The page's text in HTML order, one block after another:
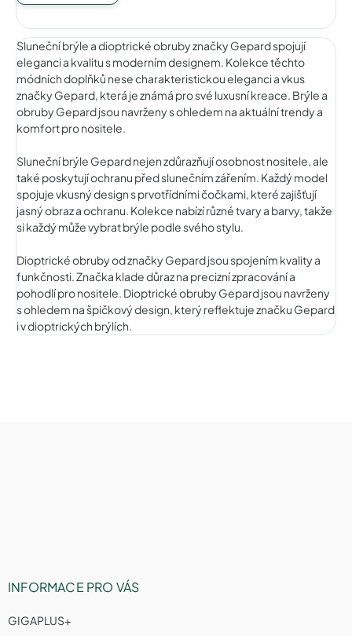
Sluneční brýle a dioptrické obruby značky Gepard spojují
eleganci a kvalitu s moderním designem. Kolekce těchto
módních doplňků nese charakteristickou eleganci a vkus
značky Gepard, která je známá pro své luxusní kreace. Brýle a
obruby Gepard jsou navrženy s ohledem na aktuální trendy a
komfort pro nositele.
Sluneční brýle Gepard nejen zdůrazňují osobnost nositele, ale
také poskytují ochranu před slunečním zářením. Každý model
spojuje vkusný design s prvotřídními čočkami, které zajišťují
jasný obraz a ochranu. Kolekce nabízí různé tvary a barvy, takže
si každý může vybrat brýle podle svého stylu.
Dioptrické obruby od značky Gepard jsou spojením kvality a
funkčnosti. Značka klade důraz na precizní zpracování a
pohodlí pro nositele. Dioptrické obruby Gepard jsou navrženy
s ohledem na špičkový design, který reflektuje značku Gepard
i v dioptrických brýlích.
INFORMACE PRO VÁS
GIGAPLUS+